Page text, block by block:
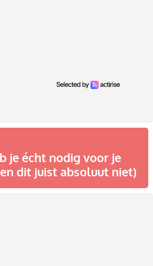
je écht nodig voor je
dit juist absoluut niet)